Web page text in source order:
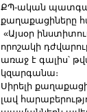
ՔՊ-ական
քաղաքացիները
«Այսօր
որոշակի
առաջ է գալիս՝
կզարգանա։
Սիրելի
լավ